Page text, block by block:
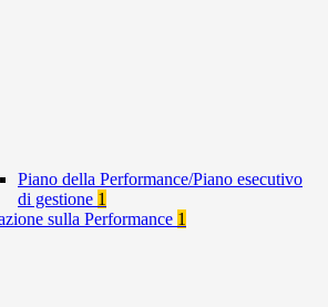
Piano della Performance/Piano esecutivo
di gestione 1
sulla Performance 1